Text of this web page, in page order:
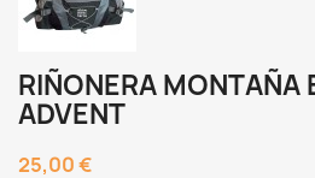
RIÑONERA MONTAÑA
ADVENT
25,00 €